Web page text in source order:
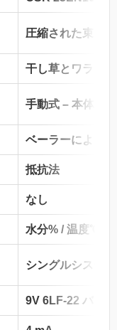
圧縮された束、
干し草とワラ
手動式 – 本体に
ベーラーによる
抵抗法
なし
水分% / 温度℃
シングルシステ
9V 6LF-22 バッ